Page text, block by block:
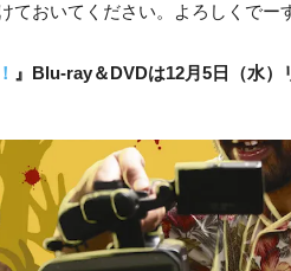
ておいてください。よろしくでー
』Blu-ray＆DVDは12月5日（水）